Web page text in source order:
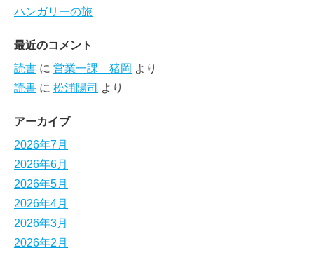
ハンガリーの旅
最近のコメント
読書 に 営業一課 猪岡 より
読書 に 松浦陽司 より
アーカイブ
2026年7月
2026年6月
2026年5月
2026年4月
2026年3月
2026年2月